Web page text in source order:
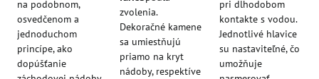
na podobnom,
osvedčenom a
jednoduchom
princípe, ako
dopúšťanie
zvolenia.
Dekoračné kamene
sa umiestňujú
priamo na kryt
nádoby, respektíve
pri dlhodobom
kontakte s vodou.
Jednotlivé hlavice
su nastaviteľné, čo
umožňuje